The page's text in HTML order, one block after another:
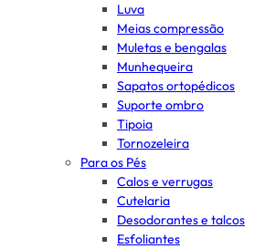
Luva
Meias compressão
Muletas e bengalas
Munhequeira
Sapatos ortopédicos
Suporte ombro
Tipoia
Tornozeleira
Para os Pés
Calos e verrugas
Cutelaria
Desodorantes e talcos
Esfoliantes